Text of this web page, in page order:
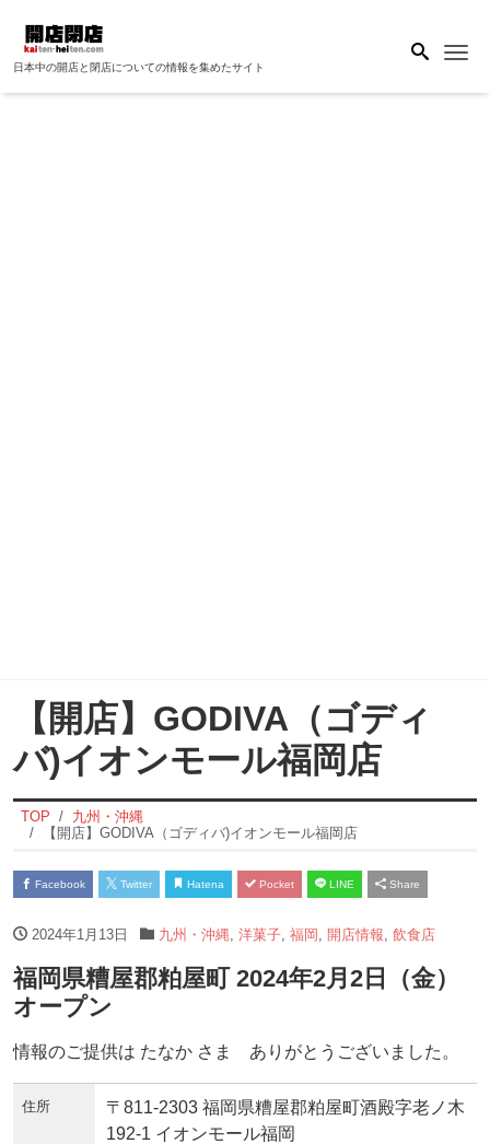
日本中の開店と閉店についての情報を集めたサイト
【開店】GODIVA（ゴディ
バ)イオンモール福岡店
TOP
九州・沖縄
【開店】GODIVA（ゴディバ)イオンモール福岡店
Facebook Twitter Hatena Pocket LINE Share
2024年1月13日 九州・沖縄 洋菓子, 福岡 開店情報 飲食店
福岡県糟屋郡粕屋町 2024年2月2日（金）
オープン
情報のご提供は たなか さま ありがとうございました。
住所
〒811-2303 福岡県糟屋郡粕屋町酒殿字老ノ木
192-1 イオンモール福岡